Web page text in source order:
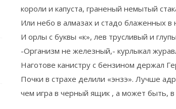
короли и капуста, граненый немытый
Или небо в алмазах и стадо блаженных в
И орлы с буквы «к», лев трусливый и
-Организм не железный,- курлыкал
Наготове канистру с бензином держал
Почки в страхе делили «энзэ». Лучше
чем игра в черный ящик , а может быть, в